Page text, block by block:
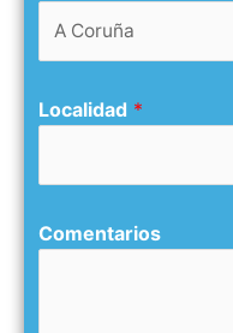
Localidad *
Comentarios